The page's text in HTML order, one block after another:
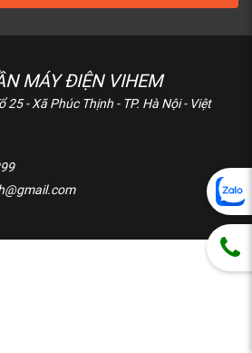
MÁY ĐIỆN VIHEM
25 - Xã Phúc Thịnh - TP. Hà Nội - Việt